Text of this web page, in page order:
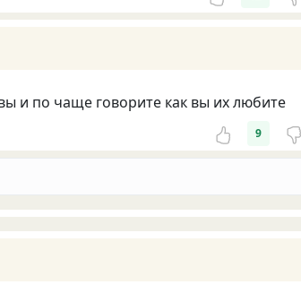
и по чаще говорите как вы их любите
9